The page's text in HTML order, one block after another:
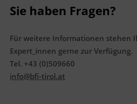
Sie haben Fragen?
Für weitere Informationen stehen
Expert_innen gerne zur Verfügung.
Tel. +43 (0)509660
info@bfi-tirol.at